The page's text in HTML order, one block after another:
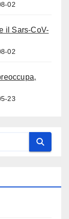
02
il Sars-CoV-
02
23